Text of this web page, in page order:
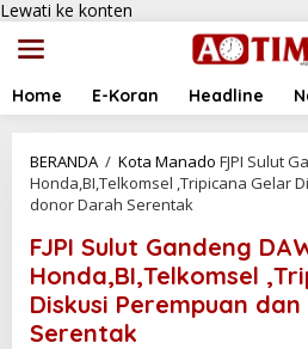
Lewati ke konten
Home E-Koran Headline
BERANDA / Kota Manado FJPI Sulut
Honda,BI,Telkomsel ,Tripicana Gelar
donor Darah Serentak
FJPI Sulut Gandeng
Honda,BI,Telkomsel
Diskusi Perempuan
Serentak